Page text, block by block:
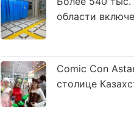
области
Comic Con
столице